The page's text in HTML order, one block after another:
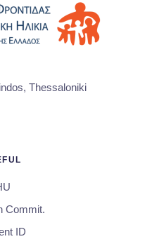
Thessaloniki
Commit.
ID